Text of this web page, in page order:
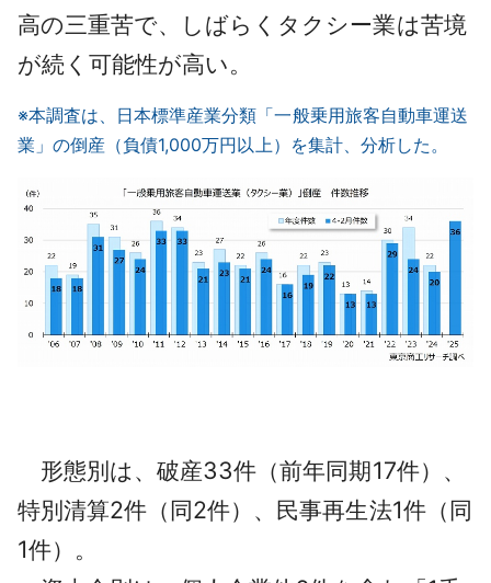
高の三重苦で、しばらくタクシー業は苦境
が続く可能性が高い。
※本調査は、日本標準産業分類「一般乗用旅客自動車運送
業」の倒産（負債1,000万円以上）を集計、分析した。
形態別は、破産33件（前年同期17件）、
特別清算2件（同2件）、民事再生法1件（同
1件）。